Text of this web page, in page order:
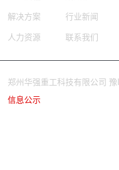
解决方案
行业新闻
人力资源
联系我们
郑州华强重工科技有限公司
信息公示